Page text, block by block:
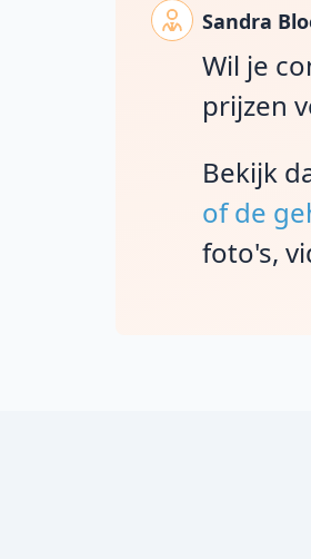
Sandra
Wil je
prijzen
Bekijk
of de
foto's,